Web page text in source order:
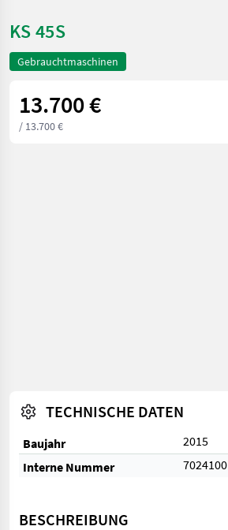
KS 45S
Gebrauchtmaschinen
13.700 €
/ 13.700 €
TECHNISCHE DATEN
Baujahr
2015
Interne Nummer
7024100
BESCHREIBUNG